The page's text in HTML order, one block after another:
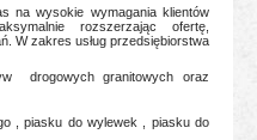
na wysokie wymagania klientów
rozszerzając ofertę,
W zakres usług przedsiębiorstwa
granitowych oraz
, piasku do wylewek , piasku do